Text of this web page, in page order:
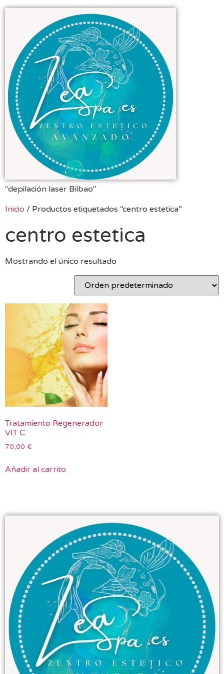
"depilación laser Bilbao"
Inicio / Productos etiquetados “centro estetica”
centro estetica
Mostrando el único resultado
Tratamiento Regenerador
VIT C
70,00 €
Añadir al carrito